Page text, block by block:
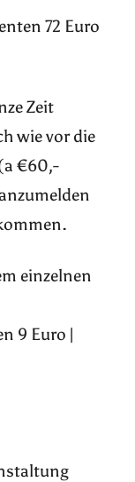
72 Euro
Zeit
wie vor die
€60,-
einzelnen
9 Euro |